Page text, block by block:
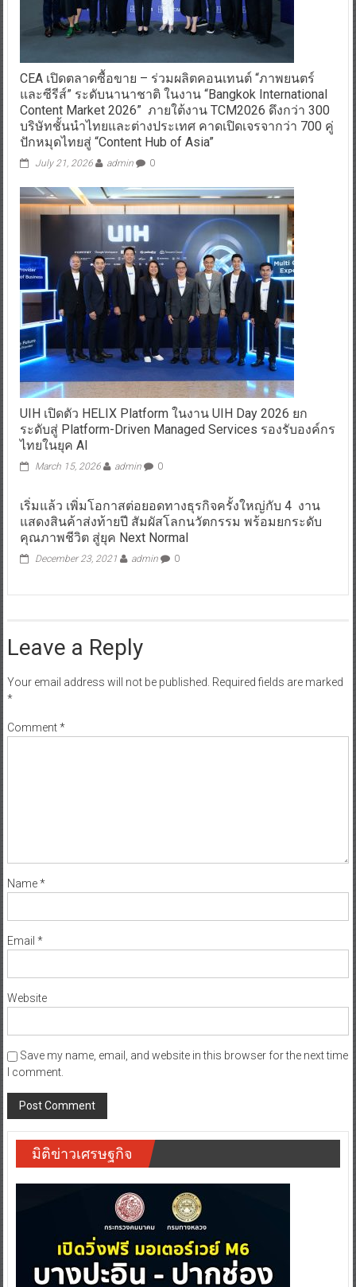
CEA เปิดตลาดซื้อขาย – ร่วมผลิตคอนเทนต์ “ภาพยนตร์
และซีรีส์” ระดับนานาชาติ ในงาน “Bangkok International
Content Market 2026” ภายใต้งาน TCM2026 ดึงกว่า 300
บริษัทชั้นนำไทยและต่างประเทศ คาดเปิดเจรจากว่า 700 คู่
ปักหมุดไทยสู่ “Content Hub of Asia”
July 21, 2026 admin 0
UIH เปิดตัว HELIX Platform ในงาน UIH Day 2026 ยก
ระดับสู่ Platform-Driven Managed Services รองรับองค์กร
ไทยในยุค AI
March 15, 2026 admin 0
เริ่มแล้ว เพิ่มโอกาสต่อยอดทางธุรกิจครั้งใหญ่กับ 4 งาน
แสดงสินค้าส่งท้ายปี สัมผัสโลกนวัตกรรม พร้อมยกระดับ
คุณภาพชีวิต สู่ยุค Next Normal
December 23, 2021 admin 0
Leave a Reply
Your email address will not be published. Required fields are marked
*
Comment*
Name*
Email *
Website
Save my name, email, and website in this browser for the next time
I comment.
มิติข่าวเศรษฐกิจ